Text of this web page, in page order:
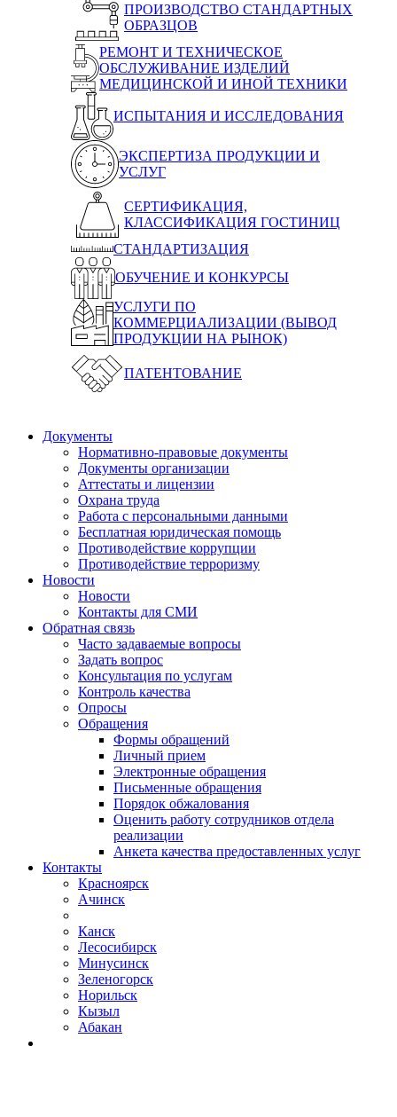
ПРОИЗВОДСТВО СТАНДАРТНЫХ
ОБРАЗЦОВ
РЕМОНТ И ТЕХНИЧЕСКОЕ
ОБСЛУЖИВАНИЕ ИЗДЕЛИЙ
МЕДИЦИНСКОЙ И ИНОЙ ТЕХНИКИ
ИСПЫТАНИЯ И ИССЛЕДОВАНИЯ
ЭКСПЕРТИЗА ПРОДУКЦИИ И
УСЛУГ
СЕРТИФИКАЦИЯ,
КЛАССИФИКАЦИЯ ГОСТИНИЦ
СТАНДАРТИЗАЦИЯ
ОБУЧЕНИЕ И КОНКУРСЫ
УСЛУГИ ПО
КОММЕРЦИАЛИЗАЦИИ (ВЫВОД
ПРОДУКЦИИ НА РЫНОК)
ПАТЕНТОВАНИЕ
Документы
Нормативно-правовые документы
Документы организации
Аттестаты и лицензии
Охрана труда
Работа с персональными данными
Бесплатная юридическая помощь
Противодействие коррупции
Противодействие терроризму
Новости
Новости
Контакты для СМИ
Обратная связь
Часто задаваемые вопросы
Задать вопрос
Консультация по услугам
Контроль качества
Опросы
Обращения
Формы обращений
Личный прием
Электронные обращения
Письменные обращения
Порядок обжалования
Оценить работу сотрудников отдела
реализации
Анкета качества предоставленных услуг
Контакты
Красноярск
Ачинск
Канск
Лесосибирск
Минусинск
Зеленогорск
Норильск
Кызыл
Абакан